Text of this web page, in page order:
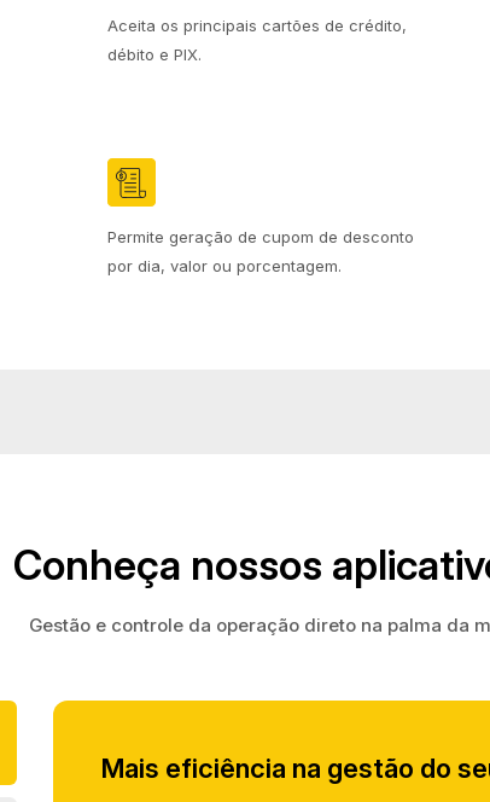
Aceita os principais cartões de crédito,
débito e PIX.
Permite geração de cupom de desconto
por dia, valor ou porcentagem.
Conheça nossos
Gestão e controle da operação direto na palma da
Mais eficiência na gestão do